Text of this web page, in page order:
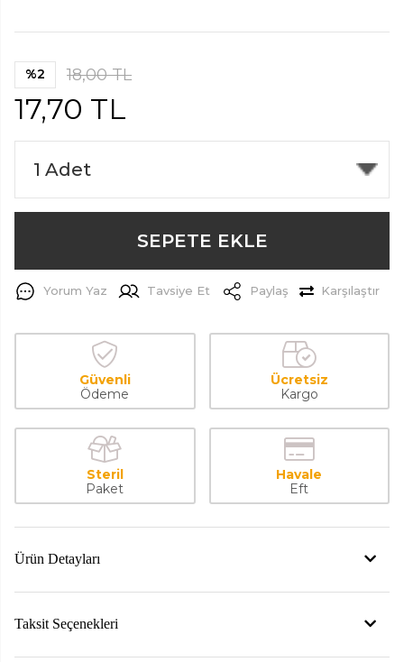
%2 18,00 TL
17,70 TL
SEPETE EKLE
Yorum Yaz Tavsiye Et Paylaş Karşılaştır
Güvenli
Ödeme
Ücretsiz
Kargo
Steril
Paket
Havale
Eft
Ürün Detayları
Taksit Seçenekleri